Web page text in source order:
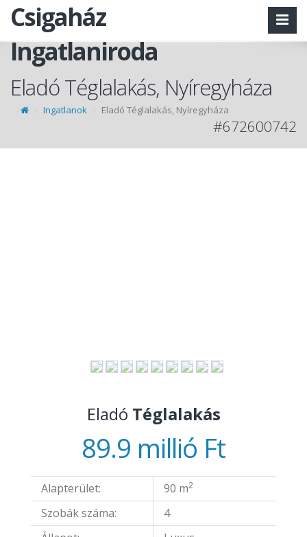
Csigaház
Ingatlaniroda
Eladó Téglalakás, Nyíregyháza
Ingatlanok Eladó Téglalakás, Nyíregyháza
#672600742
Eladó Téglalakás
89.9 millió Ft
Alapterület: 90 m2
Szobák száma:
4